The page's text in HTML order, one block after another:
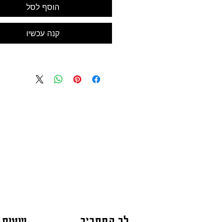
הוסף לסל
קנה עכשיו